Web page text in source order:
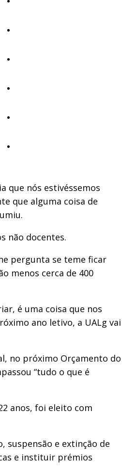
que nós estivéssemos
que alguma coisa de
não docentes.
pergunta se teme ficar
menos cerca de 400
é uma coisa que nos
ano letivo, a UALg vai
no próximo Orçamento do
“tudo o que é
anos, foi eleito com
suspensão e extinção de
e instituir prémios